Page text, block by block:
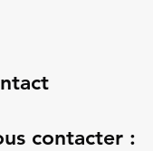
contacter :